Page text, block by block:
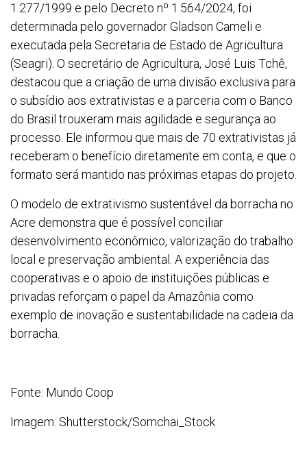
1.277/1999 e pelo Decreto nº 1.564/2024, foi
determinada pelo governador Gladson Cameli e
executada pela Secretaria de Estado de Agricultura
(Seagri). O secretário de Agricultura, José Luis Tchê,
destacou que a criação de uma divisão exclusiva para
o subsídio aos extrativistas e a parceria com o Banco
do Brasil trouxeram mais agilidade e segurança ao
processo. Ele informou que mais de 70 extrativistas já
receberam o benefício diretamente em conta, e que o
formato será mantido nas próximas etapas do projeto.
O modelo de extrativismo sustentável da borracha no
Acre demonstra que é possível conciliar
desenvolvimento econômico, valorização do trabalho
local e preservação ambiental. A experiência das
cooperativas e o apoio de instituições públicas e
privadas reforçam o papel da Amazônia como
exemplo de inovação e sustentabilidade na cadeia da
borracha.
Fonte: Mundo Coop
Imagem: Shutterstock/Somchai_Stock